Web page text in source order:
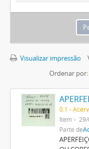
Visualizar impressão
Ordenar por:
0.1 -
Item
Parte de